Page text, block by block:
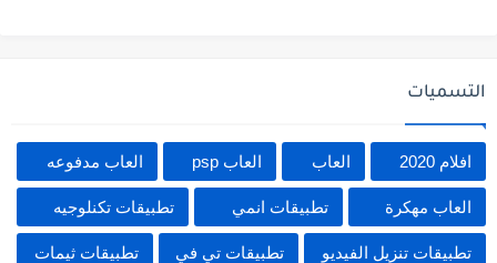
التسميات
افلام 2020 العاب العاب psp العاب مدفوعه
العاب مهكرة تطبيقات انمي تطبيقات تكنلوجيه
تطبيقات تنزيل الفيديو تطبيقات تي في تطبيقات ثيمات